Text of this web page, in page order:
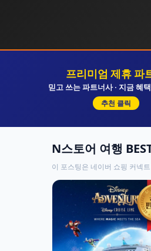
프리미엄 제휴 파
믿고 쓰는 파트너사 · 지금 혜
추천 클릭
N스토어 여행
이 포스팅은 네이버 쇼핑 커넥